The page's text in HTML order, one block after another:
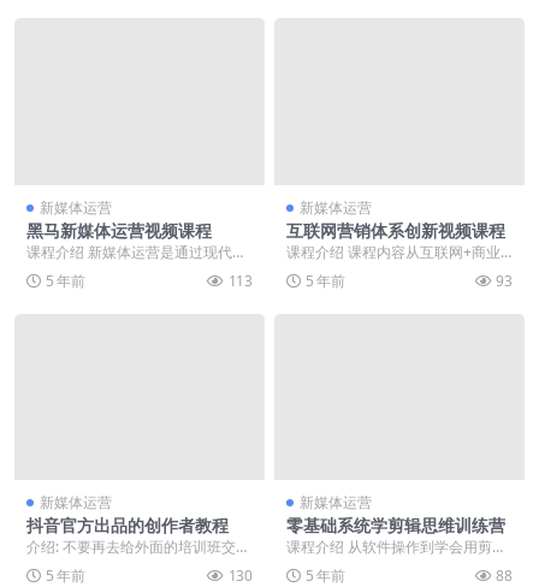
新媒体运营
黑马新媒体运营视频课程
课程介绍 新媒体运营是通过现代化
移动互联网手段，通过利用微信、
微博、贴吧等新兴媒...
5 年前 113
新媒体运营
互联网营销体系创新视频课程
课程介绍 课程内容从互联网+商业
变革与思维转型，转型的盈利方式
升级盈利的能力开始...
5 年前 93
新媒体运营
抖音官方出品的创作者教程
介绍: 不要再去给外面的培训班交学
费了，这个是官方版，比任何的都
5 年前 130
新媒体运营
零基础系统学剪辑思维训练营
课程介绍 从软件操作到学会用剪辑
讲好故事，为剪辑作品注入灵魂，
5 年前 88